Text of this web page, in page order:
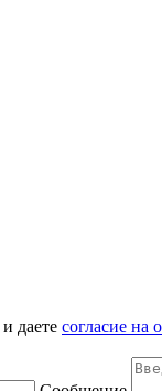
и даете согласие на